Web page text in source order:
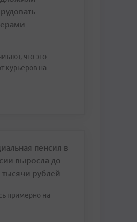
что это
курьеров на
пенсия в
выросла до
тысячи рублей
примерно на